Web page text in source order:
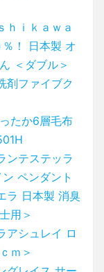
ｉｋａｗａ
！ 日本製 オ
＜ダブル＞
剤ファイブク
たか6層毛布
ンテステッラ
ペンダント
ラ 日本製 消臭
用＞
シュレイ ロ
ｍ＞